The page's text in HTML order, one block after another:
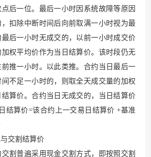
后一位。最后一小时因系统故障等原因
扣除中断时间后向前取满一小时视为最
后一小时无成交的，以前一小时成交价
权平均价作为当日结算价。该时段仍无
推一小时。以此类推。合约当日最后一
不足一小时的，则取全天成交量的加权
算价。合约当日无成交的，当日结算价
结算价=该合约上一交易日结算价 +基准
与交割结算价
割普遍采用现金交割方式，即按照交割